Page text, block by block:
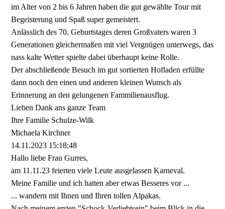
im Alter von 2 bis 6 Jahren haben die gut gewählte Tour mit
Begeisterung und Spaß super gemeistert.
Anlässlich des 70. Geburtstages deren Großvaters waren 3
Generationen gleichermaßen mit viel Vergnügen unterwegs, das
nass kalte Wetter spielte dabei überhaupt keine Rolle.
Der abschließende Besuch im gut sortierten Hofladen erfüllte
dann noch den einen und anderen kleinen Wunsch als
Erinnerung an den gelungenen Fammilienausflug.
Lieben Dank ans ganze Team
Ihre Familie Schulze-Wilk
Michaela Kirchner
14.11.2023 15:18:48
Hallo liebe Frau Gurres,
am 11.11.23 feierten viele Leute ausgelassen Karneval.
Meine Familie und ich hatten aber etwas Besseres vor ...
... wandern mit Ihnen und Ihren tollen Alpakas.